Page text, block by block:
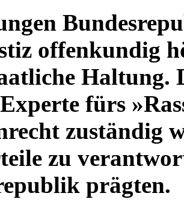
offenkundig
Haltung.
fürs
zuständig
zu
prägten.